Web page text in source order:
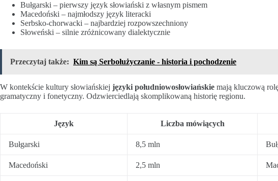
Bułgarski – pierwszy język słowiański z własnym pismem
Macedoński – najmłodszy język literacki
Serbsko-chorwacki – najbardziej rozpowszechniony
Słoweński – silnie zróżnicowany dialektycznie
Przeczytaj także: Kim są Serbołużyczanie - historia i pochodzenie
W kontekście kultury słowiańskiej języki południowosłowiańskie mają kluczową
gramatyczny i fonetyczny. Odzwierciedlają skomplikowaną historię regionu.
Język Liczba mówiących
Bułgarski 8,5 mln
Macedoński 2,5 mln